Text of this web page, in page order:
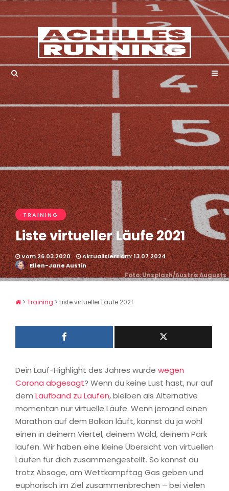
TRAINING
Liste virtueller Läufe 2021
Vom 26.03.2020
Aktualisiert am: 13.07.2024
Ellen-Jane Austin
Foto: Unsplash/Austris Augusts
> Training > Liste virtueller Läufe 2021
Dein Lauf-Highlight des Jahres wurde wegen
Corona abgesagt? Wenn du keine Lust hast, nur auf
dem Laufband zu Laufen, bleiben als Alternative
momentan nur virtuelle Läufe. Wenn jemand einen
Marathon auf dem Balkon läuft, kannst du ja wohl
einen in deinem Viertel, deinem Wald, deinem Park
laufen. Wir haben eine kleine Übersicht von virtuellen
Läufen für dich zusammengestellt. So kannst du
trotz Absage, am Wettkampftag Gas geben und
euphorisch im Ziel zusammenbrechen – bei vielen